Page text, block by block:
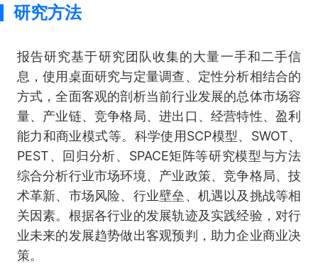
研究方法
报告研究基于研究团队收集的大量一手和二手信
息，使用桌面研究与定量调查、定性分析相结合的
方式，全面客观的剖析当前行业发展的总体市场容
量、产业链、竞争格局、进出口、经营特性、盈利
能力和商业模式等。科学使用SCP模型、SWOT、
PEST、回归分析、SPACE矩阵等研究模型与方法
综合分析行业市场环境、产业政策、竞争格局、技
术革新、市场风险、行业壁垒、机遇以及挑战等相
关因素。根据各行业的发展轨迹及实践经验，对行
业未来的发展趋势做出客观预判，助力企业商业决
策。